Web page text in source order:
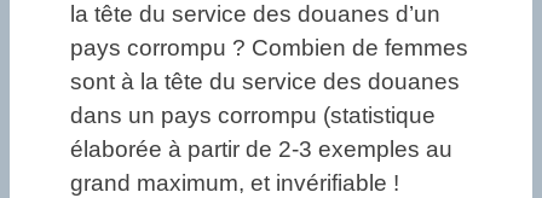
la tête du service des douanes d’un
pays corrompu ? Combien de femmes
sont à la tête du service des douanes
dans un pays corrompu (statistique
élaborée à partir de 2-3 exemples au
grand maximum, et invérifiable !